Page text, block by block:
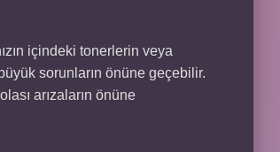
içindeki tonerlerin veya
sorunların önüne geçebilir.
arızaların önüne